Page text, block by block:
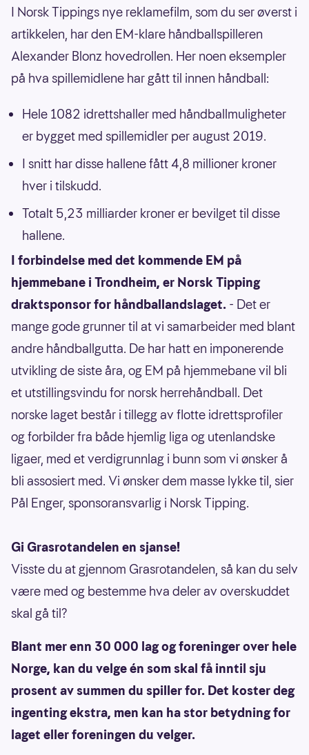
I Norsk Tippings nye reklamefilm, som du ser øverst i
artikkelen, har den EM-klare håndballspilleren
Alexander Blonz hovedrollen. Her noen eksempler
på hva spillemidlene har gått til innen håndball:
Hele 1082 idrettshaller med håndballmuligheter
er bygget med spillemidler per august 2019.
I snitt har disse hallene fått 4,8 millioner kroner
hver i tilskudd.
Totalt 5,23 milliarder kroner er bevilget til disse
hallene.
I forbindelse med det kommende EM på
hjemmebane i Trondheim, er Norsk Tipping
draktsponsor for håndballandslaget. - Det er
mange gode grunner til at vi samarbeider med blant
andre håndballgutta. De har hatt en imponerende
utvikling de siste åra, og EM på hjemmebane vil bli
et utstillingsvindu for norsk herrehåndball. Det
norske laget består i tillegg av flotte idrettsprofiler
og forbilder fra både hjemlig liga og utenlandske
ligaer, med et verdigrunnlag i bunn som vi ønsker å
bli assosiert med. Vi ønsker dem masse lykke til, sier
Pål Enger, sponsoransvarlig i Norsk Tipping.
Gi Grasrotandelen en sjanse!
Visste du at gjennom Grasrotandelen, så kan du selv
være med og bestemme hva deler av overskuddet
skal gå til?
Blant mer enn 30 000 lag og foreninger over hele
Norge, kan du velge én som skal få inntil sju
prosent av summen du spiller for. Det koster deg
ingenting ekstra, men kan ha stor betydning for
laget eller foreningen du velger.